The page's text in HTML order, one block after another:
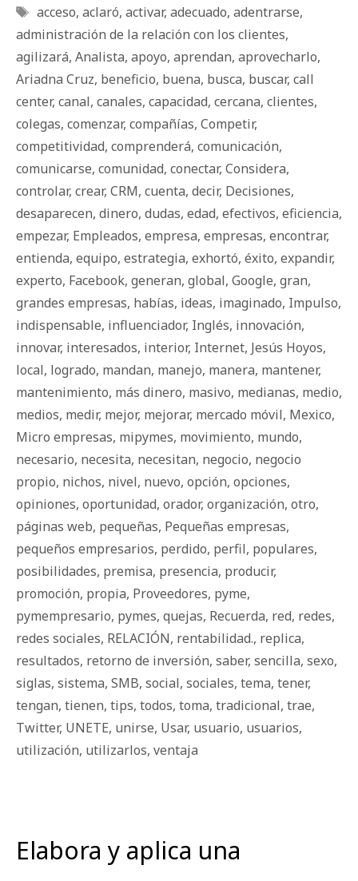
Etiquetas
acceso, aclaró, activar, adecuado, adentrarse,
administración de la relación con los clientes,
agilizará, Analista, apoyo, aprendan, aprovecharlo,
Ariadna Cruz, beneficio, buena, busca, buscar, call
center, canal, canales, capacidad, cercana, clientes,
colegas, comenzar, compañías, Competir,
competitividad, comprenderá, comunicación,
comunicarse, comunidad, conectar, Considera,
controlar, crear, CRM, cuenta, decir, Decisiones,
desaparecen, dinero, dudas, edad, efectivos, eficiencia,
empezar, Empleados, empresa, empresas, encontrar,
entienda, equipo, estrategia, exhortó, éxito, expandir,
experto, Facebook, generan, global, Google, gran,
grandes empresas, habías, ideas, imaginado, Impulso,
indispensable, influenciador, Inglés, innovación,
innovar, interesados, interior, Internet, Jesús Hoyos,
local, logrado, mandan, manejo, manera, mantener,
mantenimiento, más dinero, masivo, medianas, medio,
medios, medir, mejor, mejorar, mercado móvil, Mexico,
Micro empresas, mipymes, movimiento, mundo,
necesario, necesita, necesitan, negocio, negocio
propio, nichos, nivel, nuevo, opción, opciones,
opiniones, oportunidad, orador, organización, otro,
páginas web, pequeñas, Pequeñas empresas,
pequeños empresarios, perdido, perfil, populares,
posibilidades, premisa, presencia, producir,
promoción, propia, Proveedores, pyme,
pymempresario, pymes, quejas, Recuerda, red, redes,
redes sociales, RELACIÓN, rentabilidad., replica,
resultados, retorno de inversión, saber, sencilla, sexo,
siglas, sistema, SMB, social, sociales, tema, tener,
tengan, tienen, tips, todos, toma, tradicional, trae,
Twitter, UNETE, unirse, Usar, usuario, usuarios,
utilización, utilizarlos, ventaja
Elabora y aplica una